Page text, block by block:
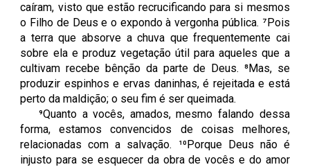
caíram, visto que estão recrucificando para si mesmos
o Filho de Deus e o expondo à vergonha pública. ⁷Pois
a terra que absorve a chuva que frequentemente cai
sobre ela e produz vegetação útil para aqueles que a
cultivam recebe bênção da parte de Deus. ⁸Mas, se
produzir espinhos e ervas daninhas, é rejeitada e está
perto da maldição; o seu fim é ser queimada.
⁹Quanto a vocês, amados, mesmo falando dessa
forma, estamos convencidos de coisas melhores,
relacionadas com a salvação. ¹⁰Porque Deus não é
injusto para se esquecer da obra de vocês e do amor